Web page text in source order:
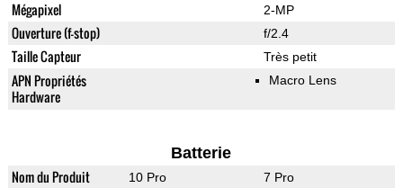
Mégapixel 2-MP
Ouverture (f-stop) f/2.4
Taille Capteur Très petit
APN Propriétés
Hardware
Macro Lens
Batterie
Nom du Produit 10 Pro 7 Pro